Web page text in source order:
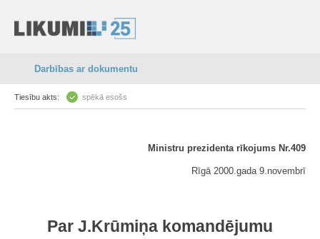
Darbības ar dokumentu
Tiesību akts: spēkā esošs
Ministru prezidenta rīkojums Nr.409
Rīgā 2000.gada 9.novembrī
Par J.Krūmiņa komandējumu